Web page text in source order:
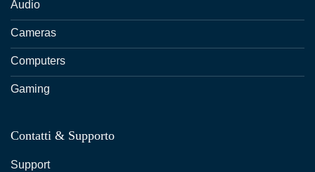
Audio
Cameras
Computers
Gaming
Contatti & Supporto
Support